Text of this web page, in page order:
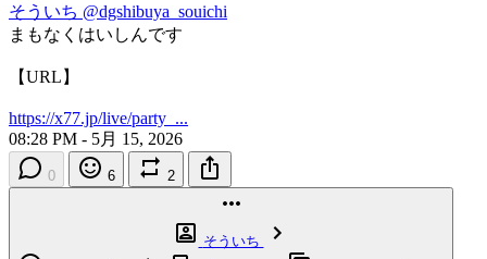
そういち @dgshibuya_souichi
まもなくはいしんです
【URL】
https://x77.jp/live/party_...
08:28 PM - 5月 15, 2026
0 6 2
そういち